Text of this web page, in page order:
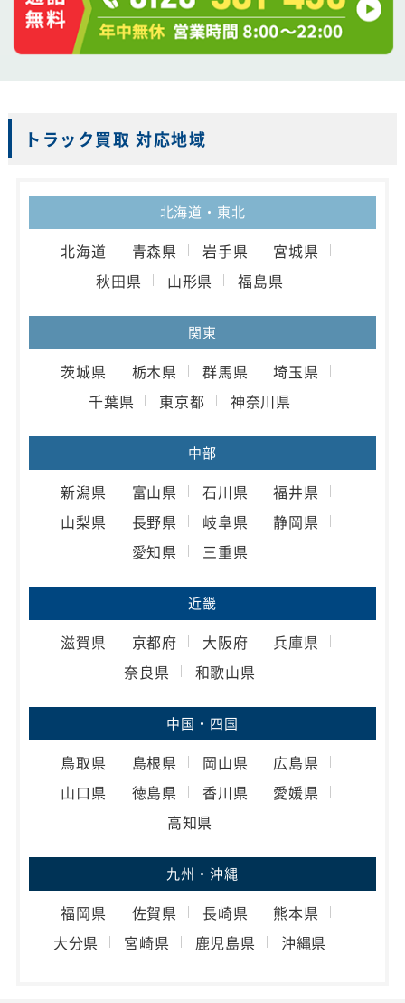
トラック買取 対応地域
北海道・東北
北海道 青森県 岩手県
宮城県
秋田県
山形県 福島県
関東
茨城県 栃木県 群馬県
埼玉県
千葉県
東京都 神奈川県
中部
新潟県 富山県 石川県
福井県
山梨県
長野県 岐阜県
静岡県
愛知県
三重県
近畿
滋賀県 京都府 大阪府
兵庫県
奈良県
和歌山県
中国・四国
鳥取県 島根県 岡山県
広島県
山口県
徳島県 香川県
愛媛県
高知県
九州・沖縄
福岡県 佐賀県 長崎県
熊本県
大分県
宮崎県 鹿児島県 沖縄県